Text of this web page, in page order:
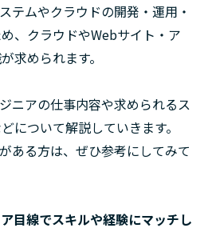
テムやクラウドの開発・運用・
、クラウドやWebサイト・ア
求められます。
ニアの仕事内容や求められるス
について解説していきます。
ある方は、ぜひ参考にしてみて
目線でスキルや経験にマッチし